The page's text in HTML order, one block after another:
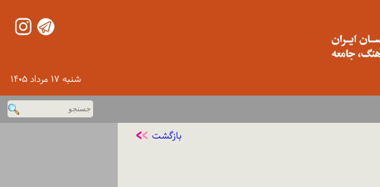
شنبه ۱۷ مرداد ۱۴۰۵
بازگشت